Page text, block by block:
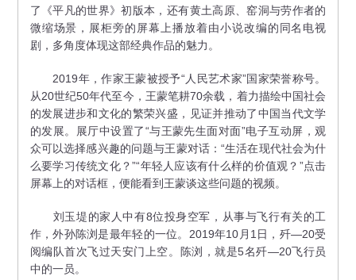
了《平凡的世界》初版本，还有黄土高原、窑洞与劳作者的
微缩场景，展柜旁的屏幕上播放着由小说改编的同名电视
剧，多角度体现这部经典作品的魅力。
2019年，作家王蒙被授予“人民艺术家”国家荣誉称号。
从20世纪50年代至今，王蒙笔耕70余载，着力描绘中国社会
的发展进步和文化的繁荣兴盛，见证并推动了中国当代文学
的发展。展厅中设置了“与王蒙先生面对面”电子互动屏，观
众可以选择感兴趣的问题与王蒙对话：“生活在现代社会为什
么要学习传统文化？”“年轻人应该有什么样的价值观？”点击
屏幕上的对话框，便能看到王蒙谈这些问题的视频。
刘玉堤的家人中有8位投身空军，从事与飞行有关的工
作，外孙陈浏是最年轻的一位。2019年10月1日，歼—20受
阅编队首次飞过天安门上空。陈浏，就是5名歼—20飞行员
中的一员。